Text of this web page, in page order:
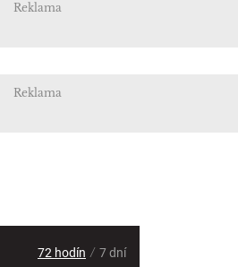
Reklama
Reklama
72 hodín / 7 dní